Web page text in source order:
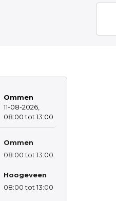
Ommen
11-08-2026,
08:00 tot 13:00
Ommen
08:00 tot 13:00
Hoogeveen
08:00 tot 13:00